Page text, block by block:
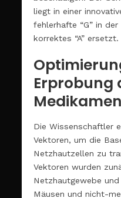
liegt in einer
fehlerhafte “G” in
korrektes “A” ersetzt.
Erprobung
Die Wissenschaftler
Vektoren, um die
Netzhautzellen zu
Vektoren wurden
Netzhautgewebe
Mäusen und nicht-